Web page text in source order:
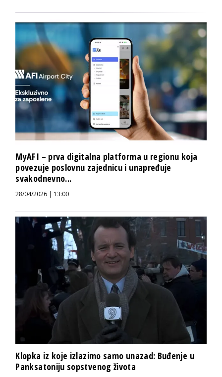
MyAFI – prva digitalna platforma u regionu koja
povezuje poslovnu zajednicu i unapređuje
svakodnevno...
28/04/2026 | 13:00
Klopka iz koje izlazimo samo unazad: Buđenje u
Panksatoniju sopstvenog života